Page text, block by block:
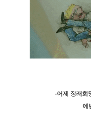
-어제 장래희
에